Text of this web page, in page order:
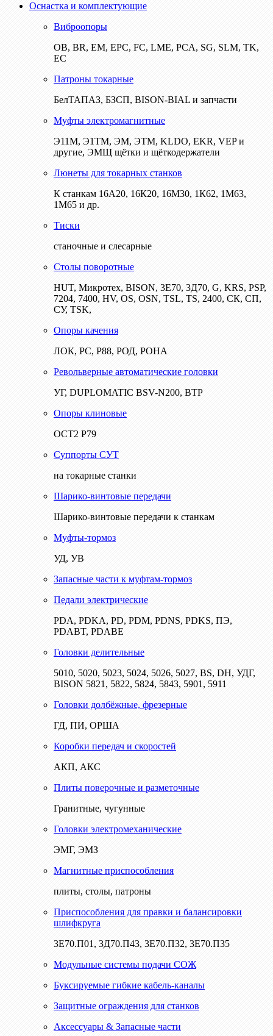
Оснастка и комплектующие
Виброопоры
ОВ, BR, EM, EPC, FC, LME, PCA, SG, SLM, TK,
EC
Патроны токарные
БелТАПАЗ, БЗСП, BISON-BIAL и запчасти
Муфты электромагнитные
Э11М, Э1ТМ, ЭМ, ЭТМ, KLDO, EKR, VEP и
другие, ЭМЩ щётки и щёткодержатели
Люнеты для токарных станков
К станкам 16А20, 16К20, 16М30, 1К62, 1М63,
1М65 и др.
Тиски
станочные и слесарные
Столы поворотные
HUT, Микротех, BISON, 3Е70, 3Д70, G, KRS, PSP,
7204, 7400, HV, OS, OSN, TSL, TS, 2400, СК, СП,
СУ, TSK,
Опоры качения
ЛОК, РС, Р88, РОД, РОНА
Револьверные автоматические головки
УГ, DUPLOMATIC BSV-N200, ВТР
Опоры клиновые
ОСТ2 Р79
Суппорты СУТ
на токарные станки
Шарико-винтовые передачи
Шарико-винтовые передачи к станкам
Муфты-тормоз
УД, УВ
Запасные части к муфтам-тормоз
Педали электрические
PDA, PDKA, PD, PDM, PDNS, PDKS, ПЭ,
PDABT, PDABE
Головки делительные
5010, 5020, 5023, 5024, 5026, 5027, BS, DH, УДГ,
BISON 5821, 5822, 5824, 5843, 5901, 5911
Головки долбёжные, фрезерные
ГД, ПИ, ОРША
Коробки передач и скоростей
АКП, АКС
Плиты поверочные и разметочные
Гранитные, чугунные
Головки электромеханические
ЭМГ, ЭМЗ
Магнитные приспособления
плиты, столы, патроны
Приспособления для правки и балансировки
шлифкруга
3Е70.П01, 3Д70.П43, 3Е70.П32, 3Е70.П35
Модульные системы подачи СОЖ
Буксируемые гибкие кабель-каналы
Защитные ограждения для станков
Аксессуары & Запасные части